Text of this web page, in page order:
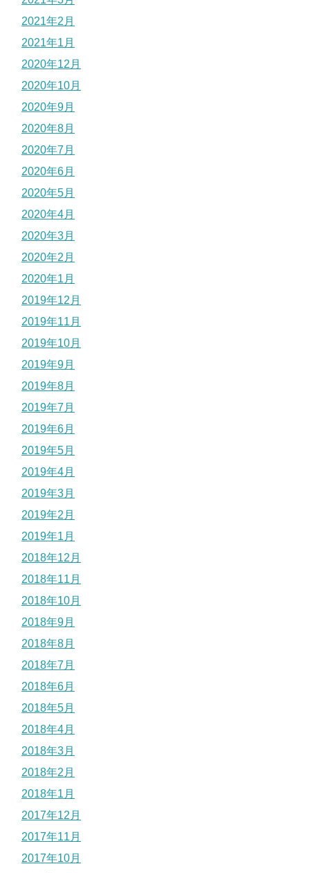
2021年2月
2021年1月
2020年12月
2020年10月
2020年9月
2020年8月
2020年7月
2020年6月
2020年5月
2020年4月
2020年3月
2020年2月
2020年1月
2019年12月
2019年11月
2019年10月
2019年9月
2019年8月
2019年7月
2019年6月
2019年5月
2019年4月
2019年3月
2019年2月
2019年1月
2018年12月
2018年11月
2018年10月
2018年9月
2018年8月
2018年7月
2018年6月
2018年5月
2018年4月
2018年3月
2018年2月
2018年1月
2017年12月
2017年11月
2017年10月